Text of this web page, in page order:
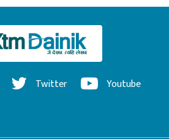
Twitter Youtube